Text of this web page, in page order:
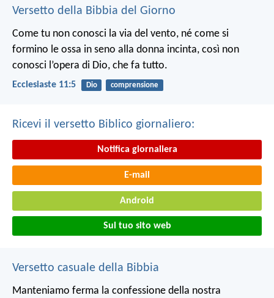
Versetto della Bibbia del Giorno
Come tu non conosci la via del vento, né come si
formino le ossa in seno alla donna incinta, così non
conosci l’opera di Dio, che fa tutto.
Ecclesiaste 11:5 Dio comprensione
Ricevi il versetto Biblico giornaliero:
Notifica giornaliera
E-mail
Android
Sul tuo sito web
Versetto casuale della Bibbia
Manteniamo ferma la confessione della nostra